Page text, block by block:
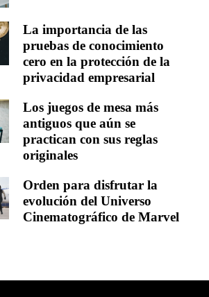
La importancia de las
pruebas de conocimiento
cero en la protección de la
privacidad empresarial
Los juegos de mesa más
antiguos que aún se
practican con sus reglas
originales
Orden para disfrutar la
evolución del Universo
Cinematográfico de Marvel